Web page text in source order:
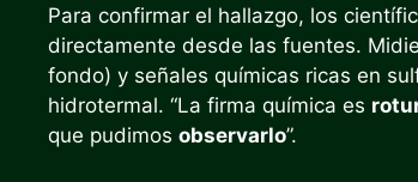
Para confirmar el hallazgo, los
directamente desde las fuentes.
fondo) y señales químicas ricas en
hidrotermal. “La firma química es
que pudimos observarlo”.